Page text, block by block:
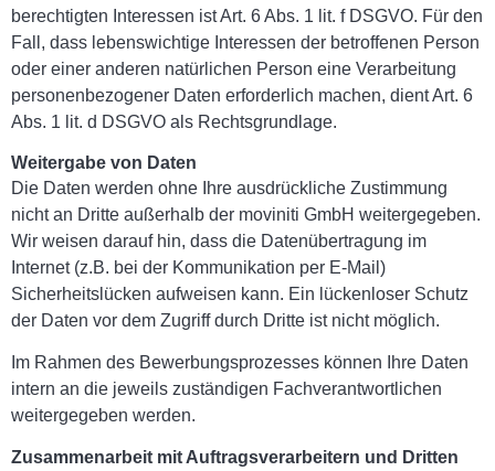
berechtigten Interessen ist Art. 6 Abs. 1 lit. f DSGVO. Für den
Fall, dass lebenswichtige Interessen der betroffenen Person
oder einer anderen natürlichen Person eine Verarbeitung
personenbezogener Daten erforderlich machen, dient Art. 6
Abs. 1 lit. d DSGVO als Rechtsgrundlage.
Weitergabe von Daten
Die Daten werden ohne Ihre ausdrückliche Zustimmung
nicht an Dritte außerhalb der moviniti GmbH weitergegeben.
Wir weisen darauf hin, dass die Datenübertragung im
Internet (z.B. bei der Kommunikation per E-Mail)
Sicherheitslücken aufweisen kann. Ein lückenloser Schutz
der Daten vor dem Zugriff durch Dritte ist nicht möglich.
Im Rahmen des Bewerbungsprozesses können Ihre Daten
intern an die jeweils zuständigen Fachverantwortlichen
weitergegeben werden.
Zusammenarbeit mit Auftragsverarbeitern und Dritten